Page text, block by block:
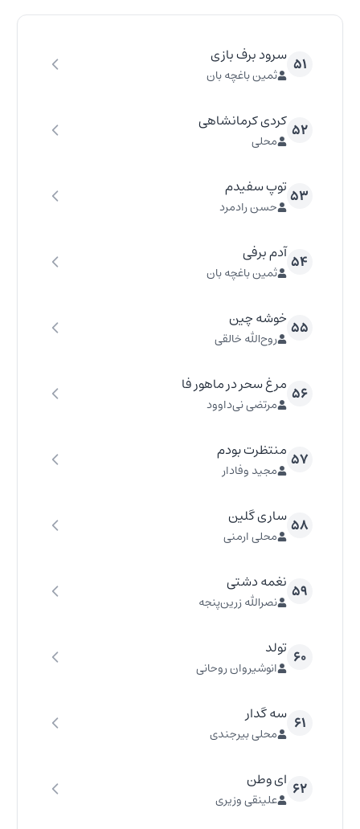
۵۱ سرود برف بازی
ثمین باغچه بان
۵۲ کردی کرمانشاهی
محلی
۵۳توپ سفیدم
حسن رادمرد
۵۴آدم برفی
ثمین باغچه بان
۵۵ خوشه چین
روح‌الله خالقی
۵۶ مرغ سحر در ماهور فا
مرتضی نی‌داوود
۵۷ منتظرت بودم
مجید وفادار
۵۸ساری گلین
محلی ارمنی
۵۹ نغمه دشتی
نصرالله زرین‌پنجه
۶۰ تولد
انوشیروان روحانی
۶۱ سه گدار
محلی بیرجندی
۶۲ ای وطن
علینقی وزیری